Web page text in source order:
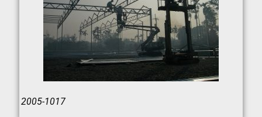
2005-1017